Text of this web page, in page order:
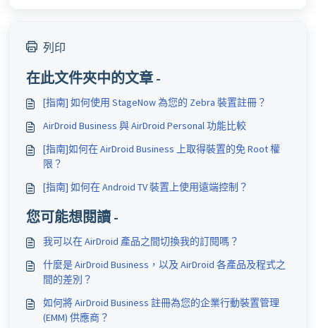
列印
在此文件夾中的文章 -
[指南] 如何使用 StageNow 為您的 Zebra 裝置註冊？
AirDroid Business 與 AirDroid Personal 功能比較
[指南]如何在 AirDroid Business 上取得裝置的免 Root 權
限？
[指南] 如何在 Android TV 裝置上使用遠端控制？
您可能想閱讀 -
我可以在 AirDroid 產品之間切換我的訂閱嗎？
什麼是 AirDroid Business，以及 AirDroid 各產品及程式之
間的差別？
如何將 AirDroid Business 註冊為您的企業行動裝置管理
(EMM) 供應商？